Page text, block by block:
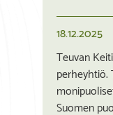
18.12.2025
Teuvan
Suomen